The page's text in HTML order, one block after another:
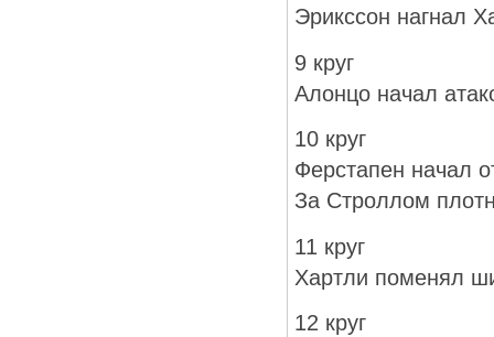
Эрикссон нагнал
9 круг
Алонцо начал
10 круг
Ферстапен начал
За Строллом
11 круг
Хартли поменял
12 круг